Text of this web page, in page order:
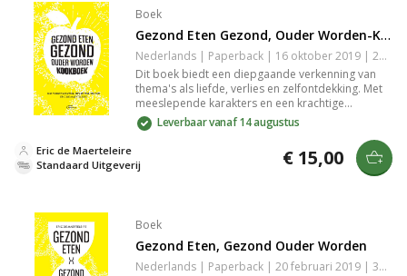
Boek
Gezond Eten Gezond, Ouder Worden-Kookboek
Nederlands | Paperback | 16 oktober 2019 | 224 pagina's | 9789022336922
Dit boek biedt een diepgaande verkenning van
thema's als liefde, verlies en zelfontdekking. Met
meeslepende karakters en een krachtige
vertelstem neemt het je mee op een emotionele
reis. De combinatie van realisme en poëtische
zinnen maakt het een must-read voor liefhebbers
van hedendaagse literatuur die op zoek zijn naar
een aangrijpende leeservaring.
Leverbaar vanaf 14 augustus
Standaard Uitgeverij
Eric de Maerteleire € 15,00
Boek
Gezond Eten, Gezond Ouder Worden
Nederlands | Paperback | 20 februari 2019 | 384 pagina's | 9789022335918